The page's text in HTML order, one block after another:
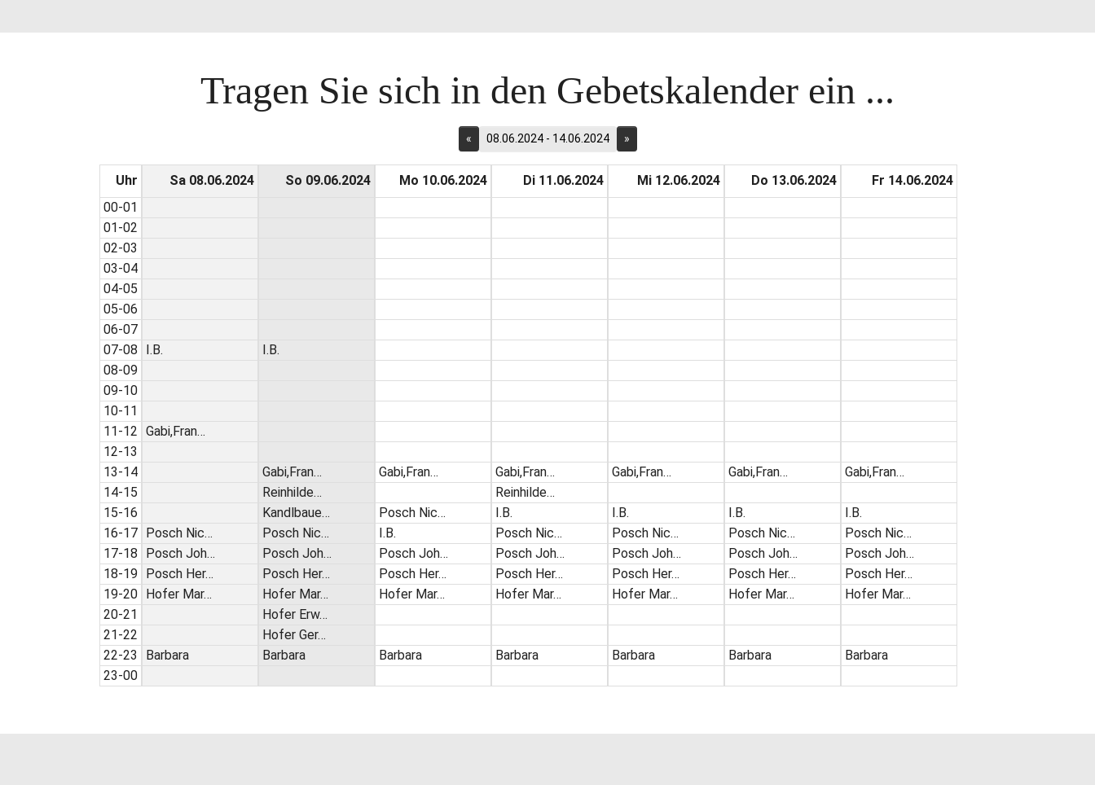
Tragen Sie sich in den Gebetskalender ein ...
« 08.06.2024 - 14.06.2024 »
Uhr
00-01
01-02
02-03
03-04
04-05
05-06
06-07
07-08
08-09
09-10
10-11
11-12
12-13
13-14
14-15
15-16
16-17
17-18
18-19
19-20
20-21
21-22
22-23
23-00
Sa 08.06.2024
I.B.
Gabi,Fran…
Posch Nic…
Posch Joh…
Posch Her…
Hofer Mar…
Barbara
So 09.06.2024
I.B.
Gabi,Fran…
Reinhilde…
Kandlbaue…
Posch Nic…
Posch Joh…
Posch Her…
Hofer Mar…
Hofer Erw…
Hofer Ger…
Barbara
Mo 10.06.2024
Gabi,Fran…
Posch Nic…
I.B.
Posch Joh…
Posch Her…
Hofer Mar…
Barbara
Di 11.06.2024
Gabi,Fran…
Reinhilde…
I.B.
Posch Nic…
Posch Joh…
Posch Her…
Hofer Mar…
Barbara
Mi 12.06.2024
Gabi,Fran…
I.B.
Posch Nic…
Posch Joh…
Posch Her…
Hofer Mar…
Barbara
Do 13.06.2024
Gabi,Fran…
I.B.
Posch Nic…
Posch Joh…
Posch Her…
Hofer Mar…
Barbara
Fr 14.06.2024
Gabi,Fran…
I.B.
Posch Nic…
Posch Joh…
Posch Her…
Hofer Mar…
Barbara